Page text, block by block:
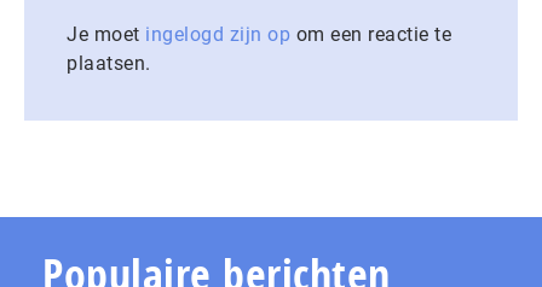
Je moet ingelogd zijn op om een reactie te
plaatsen.
Populaire berichten